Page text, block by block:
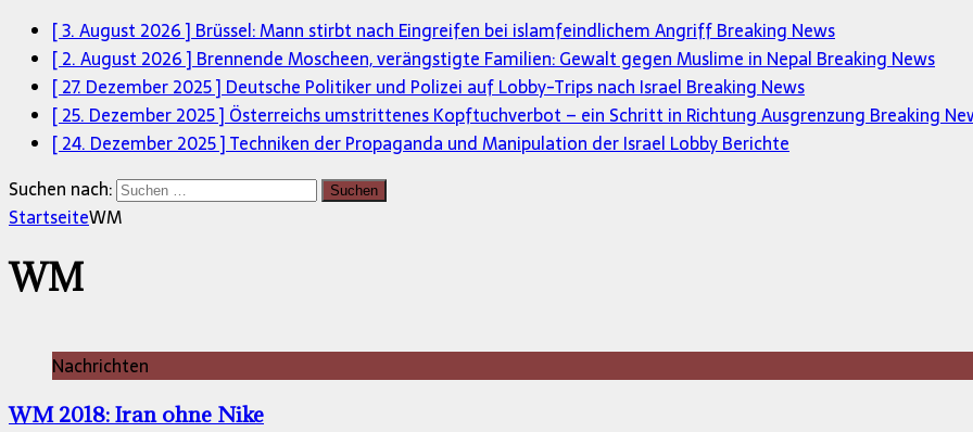
[ 3. August 2026 ] Brüssel: Mann stirbt nach Eingreifen bei islamfeindlichem AngriffBreaking News
[ 2. August 2026 ] Brennende Moscheen, verängstigte Familien: Gewalt gegen Muslime in Nepal Breaking News
[ 27. Dezember 2025 ] Deutsche Politiker und Polizei auf Lobby-Trips nach Israel Breaking News
[ 25. Dezember 2025 ] Österreichs umstrittenes Kopftuchverbot – ein Schritt in Richtung Ausgrenzung Breaking
[ 24. Dezember 2025 ]Techniken der Propaganda und Manipulation der Israel LobbyBerichte
Suchen nach:
StartseiteWM
WM
Nachrichten
WM 2018: Iran ohne Nike